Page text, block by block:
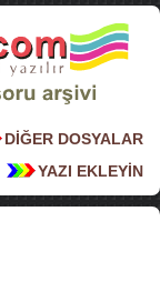
DİĞER DOSYALAR
YAZI EKLEYİN